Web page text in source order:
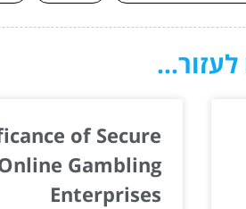
of Secure
Gambling
Enterprises